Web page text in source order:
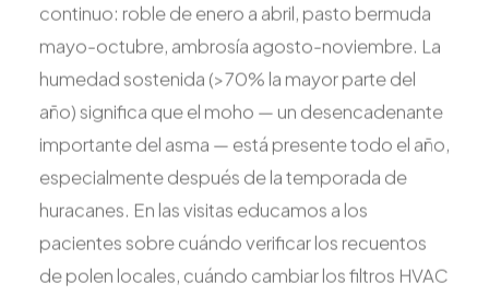
continuo: roble de enero a abril, pasto bermuda
mayo-octubre, ambrosía agosto-noviembre. La
humedad sostenida (>70% la mayor parte del
año) significa que el moho — un desencadenante
importante del asma — está presente todo el año,
especialmente después de la temporada de
huracanes. En las visitas educamos a los
pacientes sobre cuándo verificar los recuentos
de polen locales, cuándo cambiar los filtros HVAC